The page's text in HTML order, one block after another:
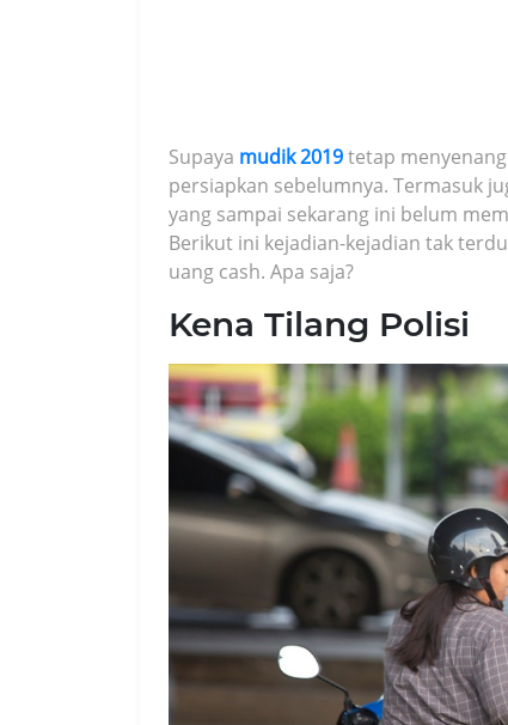
Supaya mudik 2019tetap
persiapkan sebelumnya. Termasuk
yang sampai sekarang ini belum
Berikut ini kejadian-kejadian tak
uang cash. Apa saja?
Kena Tilang Polisi